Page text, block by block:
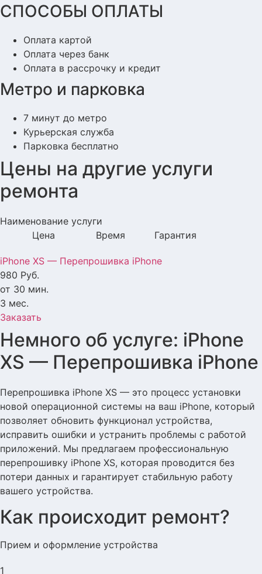
СПОСОБЫ ОПЛАТЫ
Оплата картой
Оплата через банк
Оплата в рассрочку и кредит
Метро и парковка
7 минут до метро
Курьерская служба
Парковка бесплатно
Цены на другие услуги
ремонта
Наименование услуги
Цена Время Гарантия
iPhone XS — Перепрошивка iPhone
980 Руб.
от 30 мин.
3 мес.
Заказать
Немного об услуге: iPhone
XS — Перепрошивка iPhone
Перепрошивка iPhone XS — это процесс установки
новой операционной системы на ваш iPhone, который
позволяет обновить функционал устройства,
исправить ошибки и устранить проблемы с работой
приложений. Мы предлагаем профессиональную
перепрошивку iPhone XS, которая проводится без
потери данных и гарантирует стабильную работу
вашего устройства.
Как происходит ремонт?
Прием и оформление устройства
1